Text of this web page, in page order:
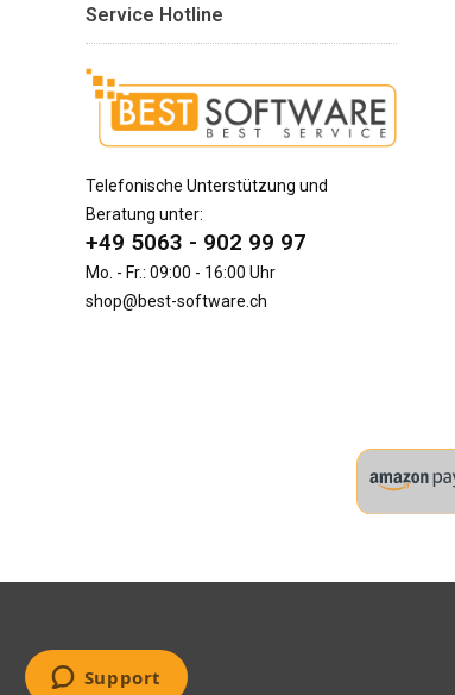
Service Hotline
Telefonische Unterstützung und
Beratung unter:
+49 5063 - 902 99 97
Mo. - Fr.: 09:00 - 16:00 Uhr
shop@best-software.ch